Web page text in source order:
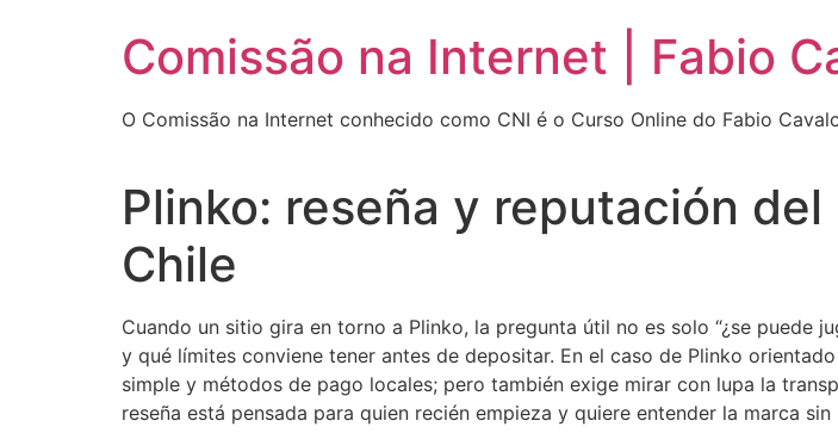
Comissão na Internet | Fabio
O Comissão na Internet conhecido como CNI é o Curso Online do Fabio
Plinko: reseña y reputación
Chile
Cuando un sitio gira en torno a Plinko, la pregunta útil no es solo “¿se puede
y qué límites conviene tener antes de depositar. En el caso de Plinko
simple y métodos de pago locales; pero también exige mirar con lupa la
reseña está pensada para quien recién empieza y quiere entender la marca